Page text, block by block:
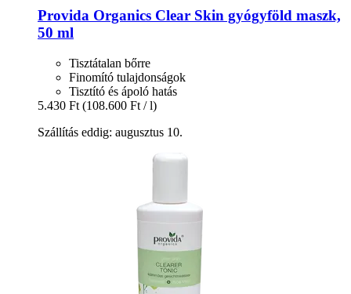
Provida Organics Clear Skin gyógyföld maszk,
50 ml
Tisztátalan bőrre
Finomító tulajdonságok
Tisztító és ápoló hatás
5.430 Ft (108.600 Ft / l)
Szállítás eddig: augusztus 10.